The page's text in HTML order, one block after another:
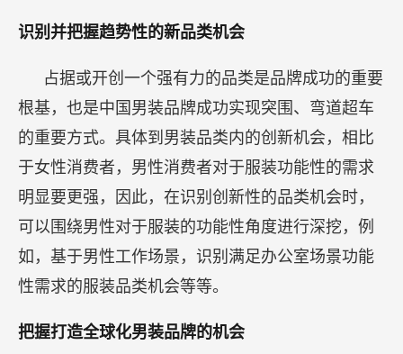
识别并把握趋势性的新品类机会
占据或开创一个强有力的品类是品牌成功的重要
根基，也是中国男装品牌成功实现突围、弯道超车
的重要方式。具体到男装品类内的创新机会，相比
于女性消费者，男性消费者对于服装功能性的需求
明显要更强，因此，在识别创新性的品类机会时，
可以围绕男性对于服装的功能性角度进行深挖，例
如，基于男性工作场景，识别满足办公室场景功能
性需求的服装品类机会等等。
把握打造全球化男装品牌的机会